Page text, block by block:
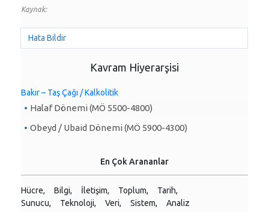
Kaynak:
Hata Bildir
Kavram Hiyerarşisi
Bakır – Taş Çağı / Kalkolitik
Halaf Dönemi (MÖ 5500-4800)
Obeyd / Ubaid Dönemi (MÖ 5900-4300)
En Çok Arananlar
Hücre, Bilgi, İletişim, Toplum,
Tarih,
Sunucu,
Teknoloji, Veri, Sistem, Analiz